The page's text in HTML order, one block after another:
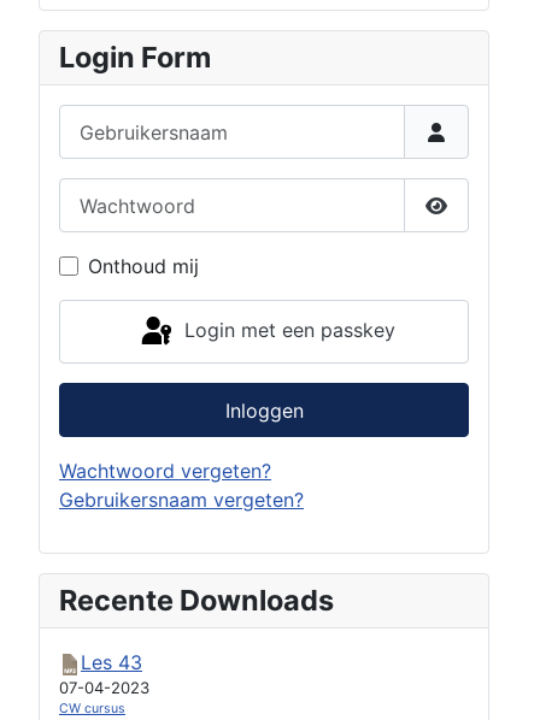
Login Form
Toon
Onthoud mij
Login met een passkey
Inloggen
Wachtwoord vergeten?
Gebruikersnaam vergeten?
Recente Downloads
Les 43
07-04-2023
CW cursus